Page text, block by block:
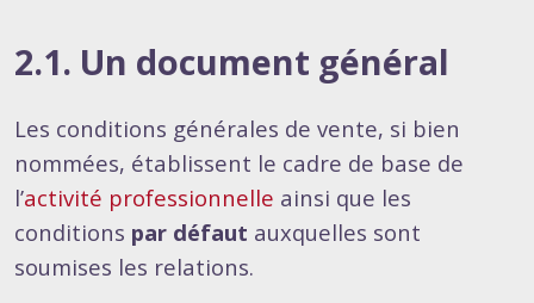
2.1. Un document général
Les conditions générales de vente, si bien
nommées, établissent le cadre de base de
l’activité professionnelle ainsi que les
conditions par défaut auxquelles sont
soumises les relations.